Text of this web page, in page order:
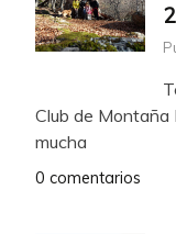
Club de Montaña
mucha
0 comentarios